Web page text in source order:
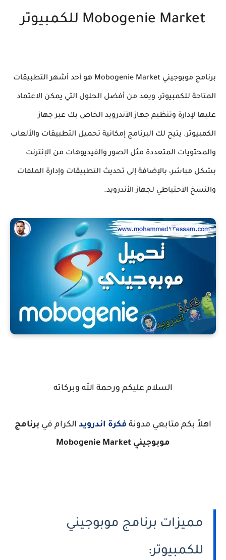
Mobogenie Market للكمبيوتر
برنامج موبوجيني Mobogenie Market هو أحد أشهر التطبيقات
المتاحة للكمبيوتر، ويعد من أفضل الحلول التي يمكن الاعتماد
عليها لإدارة وتنظيم جهاز الأندرويد الخاص بك عبر جهاز
الكمبيوتر. يتيح لك البرنامج إمكانية تحميل التطبيقات والألعاب
والمحتويات المتعددة مثل الصور والفيديوهات من الإنترنت
بشكل مباشر، بالإضافة إلى تحديث التطبيقات وإدارة الملفات
والنسخ الاحتياطي لجهاز الأندرويد.
السلام عليكم ورحمة الله وبركاته
اهلاً بكم متابعي مدونة فكرة اندرويد الكرام في برنامج
موبوجيني Mobogenie Market
مميزات برنامج موبوجيني
للكمبيوتر: